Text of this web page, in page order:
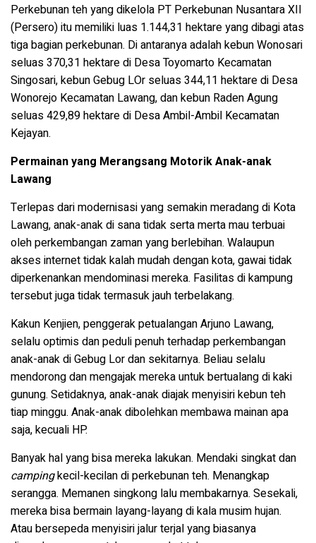
Perkebunan teh yang dikelola PT Perkebunan Nusantara XII
(Persero) itu memiliki luas 1.144,31 hektare yang dibagi atas
tiga bagian perkebunan. Di antaranya adalah kebun Wonosari
seluas 370,31 hektare di Desa Toyomarto Kecamatan
Singosari, kebun Gebug LOr seluas 344,11 hektare di Desa
Wonorejo Kecamatan Lawang, dan kebun Raden Agung
seluas 429,89 hektare di Desa Ambil-Ambil Kecamatan
Kejayan.
Permainan yang Merangsang Motorik Anak-anak
Lawang
Terlepas dari modernisasi yang semakin meradang di Kota
Lawang, anak-anak di sana tidak serta merta mau terbuai
oleh perkembangan zaman yang berlebihan. Walaupun
akses internet tidak kalah mudah dengan kota, gawai tidak
diperkenankan mendominasi mereka. Fasilitas di kampung
tersebut juga tidak termasuk jauh terbelakang.
Kakun Kenjien, penggerak petualangan Arjuno Lawang,
selalu optimis dan peduli penuh terhadap perkembangan
anak-anak di Gebug Lor dan sekitarnya. Beliau selalu
mendorong dan mengajak mereka untuk bertualang di kaki
gunung. Setidaknya, anak-anak diajak menyisiri kebun teh
tiap minggu. Anak-anak dibolehkan membawa mainan apa
saja, kecuali HP.
Banyak hal yang bisa mereka lakukan. Mendaki singkat dan
campingkecil-kecilan di perkebunan teh. Menangkap
serangga. Memanen singkong lalu membakarnya. Sesekali,
mereka bisa bermain layang-layang di kala musim hujan.
Atau bersepeda menyisiri jalur terjal yang biasanya